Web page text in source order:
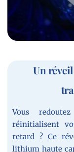
Un
Vous
réinitialisent
retard ? Ce
lithium haute